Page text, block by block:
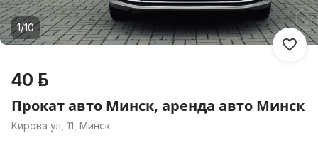
1/10
40 р.
Прокат авто Минск, аренда авто Минск
Кирова ул, 11, Минск